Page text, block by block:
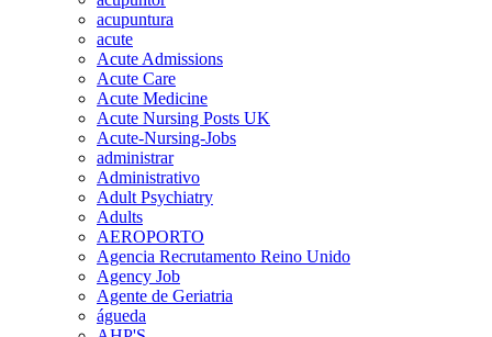
acupuntura
acute
Acute Admissions
Acute Care
Acute Medicine
Acute Nursing Posts UK
Acute-Nursing-Jobs
administrar
Administrativo
Adult Psychiatry
Adults
AEROPORTO
Agencia Recrutamento Reino Unido
Agency Job
Agente de Geriatria
águeda